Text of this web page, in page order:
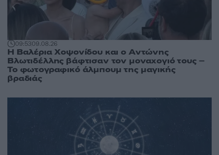
09:5309.08.26
Η Βαλέρια Χοψονίδου και ο Αντώνης
Βλωτιδέλλης βάφτισαν τον μοναχογιό τους –
Το φωτογραφικό άλμπουμ της μαγικής
βραδιάς